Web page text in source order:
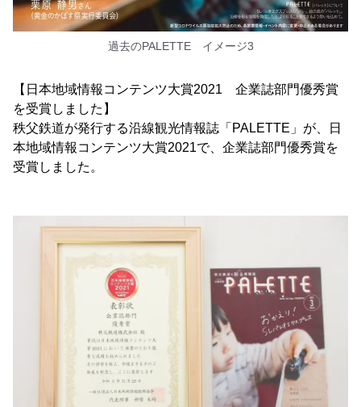
過去のPALETTE イメージ3
【日本地域情報コンテンツ大賞2021 企業誌部門優秀賞
を受賞しました】
秩父鉄道が発行する沿線観光情報誌「PALETTE」が、日
本地域情報コンテンツ大賞2021で、企業誌部門優秀賞を
受賞しました。